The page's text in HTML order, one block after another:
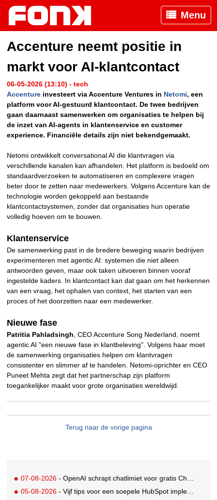
Menu
Accenture neemt positie in
markt voor AI-klantcontact
06-05-2026 (13:10) - tech
Accenture investeert via Accenture Ventures in Netomi, een
platform voor AI-gestuurd klantcontact. De twee bedrijven
gaan daarnaast samenwerken om organisaties te helpen bij
de inzet van AI-agents in klantenservice en customer
experience. Financiële details zijn niet bekendgemaakt.
Netomi ontwikkelt conversational AI die klantvragen via
verschillende kanalen kan afhandelen. Het platform is bedoeld om
standaardverzoeken te automatiseren en complexere vragen
beter door te zetten naar medewerkers. Volgens Accenture kan de
technologie worden gekoppeld aan bestaande
klantcontactsystemen, zonder dat organisaties hun operatie
volledig hoeven om te bouwen.
Klantenservice
De samenwerking past in de bredere beweging waarin bedrijven
experimenteren met agentic AI: systemen die niet alleen
antwoorden geven, maar ook taken uitvoeren binnen vooraf
ingestelde kaders. In klantcontact kan dat gaan om het herkennen
van een vraag, het ophalen van context, het starten van een
proces of het doorzetten naar een medewerker.
Nieuwe fase
Patritia Pahladsingh , CEO Accenture Song Nederland, noemt
agentic AI "een nieuwe fase in klantbeleving". Volgens haar moet
de samenwerking organisaties helpen om klantvragen
consistenter en slimmer af te handelen. Netomi-oprichter en CEO
Puneet Mehta zegt dat het partnerschap zijn platform
toegankelijker maakt voor grote organisaties wereldwijd.
Terug naar de vorige pagina
07-08-2026 - OpenAI schrapt chatlimiet voor gratis ChatGPT-gebruikers
05-08-2026 - Vijf tips voor een soepele HubSpot implementatie